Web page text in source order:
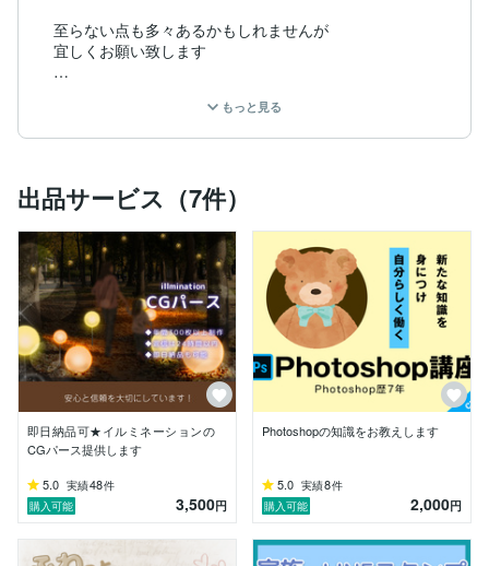
至らない点も多々あるかもしれませんが
宜しくお願い致します
・グラフィック学科
・イルミネーションデザイン会社
・照明デザイン会社
・ディスプレイ専門の会社
▹▸使用可能なソフト
・Photoshop
・Illustrator
特にPhotoshopは約8年間ほど使用しておりますので
自信もって皆様にご提案可能です！！
・イルミネーションパース
・ライトアップのパース
・商品画像の加工
・光るロゴ
様々なことが出来ますので、
ぜひご相談ください！
もっと見る
出品サービス（7件）
即日納品可★イルミネーションの
CGパース提供します
5.0 実績48件
購入可能
3,500円
Photoshopの知識をお教えします
5.0 実績8件
購入可能
2,000円